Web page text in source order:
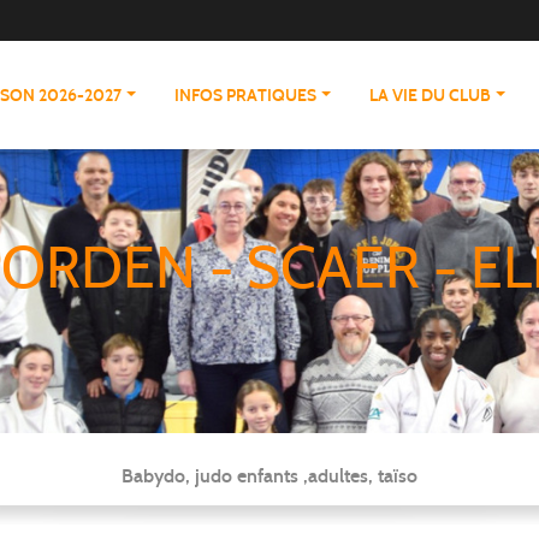
2026-2027 INFOS PRATIQUES LA VIE DU CLUB
- SCAER -
Babydo, judo enfants ,adultes, taïso